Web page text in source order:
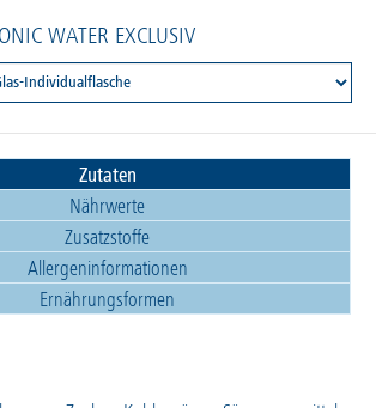
WATER EXCLUSIV
Zutaten
Nährwerte
Zusatzstoffe
Allergeninformationen
Ernährungsformen